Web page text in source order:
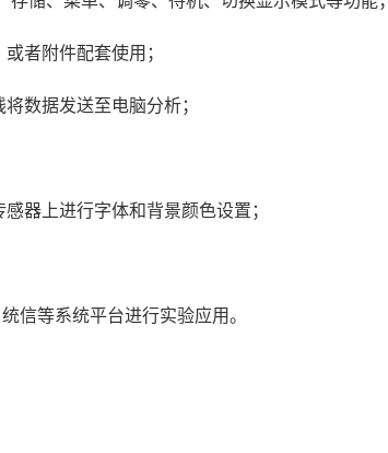
者附件配套使用；
数据发送至电脑分析；
器上进行字体和背景颜色设置；
信等系统平台进行实验应用。